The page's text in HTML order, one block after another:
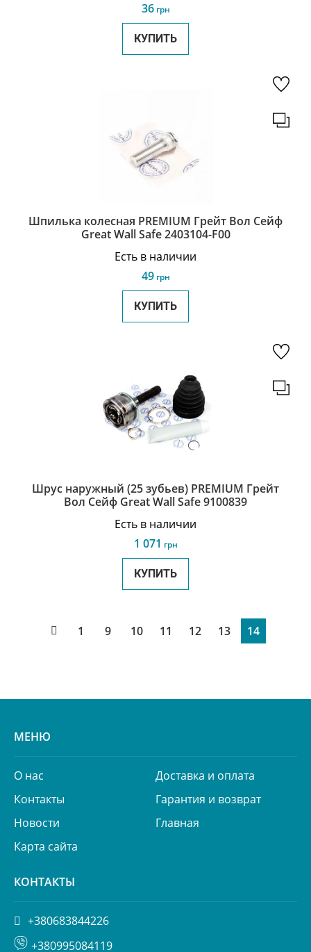
36грн
КУПИТЬ
Шпилька колесная PREMIUM Грейт Вол Сейф
Great Wall Safe 2403104-F00
Есть в наличии
49грн
КУПИТЬ
Шрус наружный (25 зубьев) PREMIUM Грейт
Вол Сейф Great Wall Safe 9100839
Есть в наличии
1 071 грн
КУПИТЬ
1 9 10 11 12 13 14
МЕНЮ
О нас
Доставка и оплата
Контакты
Гарантия и возврат
Новости
Главная
Карта сайта
КОНТАКТЫ
+380683844226
+380995084119